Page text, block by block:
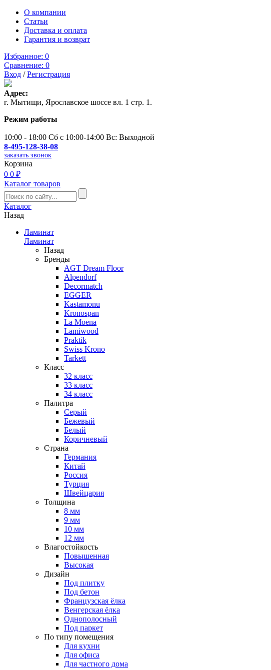
О компании
Статьи
Доставка и оплата
Гарантия и возврат
Избранное: 0
Сравнение: 0
Вход /Регистрация
Адрес:
г. Мытищи, Ярославское шоссе вл. 1 стр. 1.
Режим работы
10:00 - 18:00 Сб с 10:00-14:00 Вс: Выходной
8-495-128-38-08
заказать звонок
Корзина
0 0 ₽
Каталог товаров
Каталог
Назад
Ламинат
Ламинат
Назад
Бренды
AGT Dream Floor
Alpendorf
Decormatch
EGGER
Kastamonu
Kronospan
La Moena
Lamiwood
Praktik
Swiss Krono
Tarkett
Класс
32 класс
33 класс
34 класс
Палитра
Серый
Бежевый
Белый
Коричневый
Страна
Германия
Китай
Россия
Турция
Швейцария
Толщина
8 мм
9 мм
10 мм
12 мм
Влагостойкость
Повышенная
Высокая
Дизайн
Под плитку
Под бетон
Французская ёлка
Венгерская ёлка
Однополосный
Под паркет
По типу помещения
Для кухни
Для офиса
Для частного дома